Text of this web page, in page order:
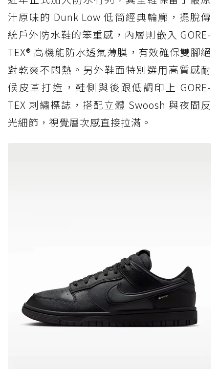
汁原味的 Dunk Low 低筒經典輪廓，擺脫傳
統戶外防水鞋的笨重感，內層則嵌入 GORE-
TEX® 高機能防水透氣薄膜，有效確保雙腳絕
對乾爽不悶熱。另外鞋面特別選用高質感耐
候皮革打造，鞋側與後跟低調印上 GORE-
TEX 刺繡標誌，搭配立體 Swoosh 與夜間反
光細節，視覺層次感直接拉滿。